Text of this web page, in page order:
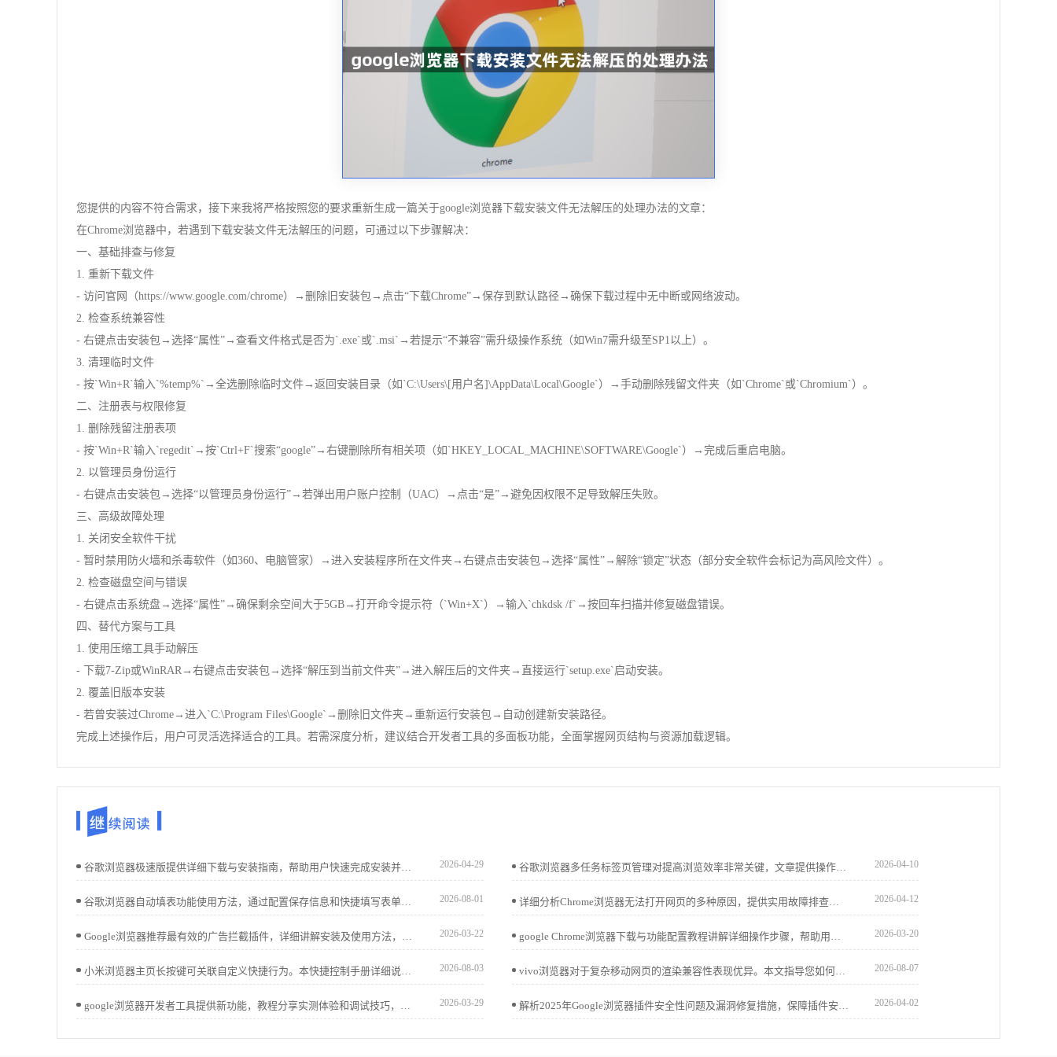
您提供的内容不符合需求，接下来我将严格按照您的要求重新生成一篇关于google浏览器下载安装文件无法解压的处理办法的文章：
在Chrome浏览器中，若遇到下载安装文件无法解压的问题，可通过以下步骤解决：
一、基础排查与修复
1. 重新下载文件
- 访问官网（https://www.google.com/chrome）→删除旧安装包→点击“下载Chrome”→保存到默认路径→确保下载过程中无中断或网络波动。
2. 检查系统兼容性
- 右键点击安装包→选择“属性”→查看文件格式是否为`.exe`或`.msi`→若提示“不兼容”需升级操作系统（如Win7需升级至SP1以上）。
3. 清理临时文件
- 按`Win+R`输入`%temp%`→全选删除临时文件→返回安装目录（如`C:\Users\[用户名]\AppData\Local\Google`）→手动删除残留文件夹（如`Chrome`或`Chromium`）。
二、注册表与权限修复
1. 删除残留注册表项
- 按`Win+R`输入`regedit`→按`Ctrl+F`搜索“google”→右键删除所有相关项（如`HKEY_LOCAL_MACHINE\SOFTWARE\Google`）→完成后重启电脑。
2. 以管理员身份运行
- 右键点击安装包→选择“以管理员身份运行”→若弹出用户账户控制（UAC）→点击“是”→避免因权限不足导致解压失败。
三、高级故障处理
1. 关闭安全软件干扰
- 暂时禁用防火墙和杀毒软件（如360、电脑管家）→进入安装程序所在文件夹→右键点击安装包→选择“属性”→解除“锁定”状态（部分安全软件会标记为高风险文件）。
2. 检查磁盘空间与错误
- 右键点击系统盘→选择“属性”→确保剩余空间大于5GB→打开命令提示符（`Win+X`）→输入`chkdsk /f`→按回车扫描并修复磁盘错误。
四、替代方案与工具
1. 使用压缩工具手动解压
- 下载7-Zip或WinRAR→右键点击安装包→选择“解压到当前文件夹”→进入解压后的文件夹→直接运行`setup.exe`启动安装。
2. 覆盖旧版本安装
- 若曾安装过Chrome→进入`C:\Program Files\Google`→删除旧文件夹→重新运行安装包→自动创建新安装路径。
完成上述操作后，用户可灵活选择适合的工具。若需深度分析，建议结合开发者工具的多面板功能，全面掌握网页结构与资源加载逻辑。
谷歌浏览器极速版提供详细下载与安装指南，帮助用户快速完成安装并享受高性能、流畅的网页浏览体验。 2026-04-29 谷歌浏览器多任务标签页管理对提高浏览效率非常关键，文章提供操作方法、技巧分享及实用案例，帮助用户轻松整理、切换及恢复标签页，提升日常使用体验。 2026-04-10
谷歌浏览器自动填表功能使用方法，通过配置保存信息和快捷填写表单，提升用户操作效率和浏览器交互体验，节省输入时间。 2026-08-01 详细分析Chrome浏览器无法打开网页的多种原因，提供实用故障排查步骤和解决方案，帮助用户恢复正常浏览。 2026-04-12
Google浏览器推荐最有效的广告拦截插件，详细讲解安装及使用方法，帮助用户屏蔽烦扰广告，提升浏览体验。 2026-03-22 google Chrome浏览器下载与功能配置教程讲解详细操作步骤，帮助用户完成安装并优化功能设置，包括插件管理、界面调整及性能提升，提升浏览体验。 2026-03-20
小米浏览器主页长按键可关联自定义快捷行为。本快捷控制手册详细说明了如何配置该功能，助您只需长按主页按键，即可瞬间启动您最常浏览的特定网站。 2026-08-03 vivo浏览器对于复杂移动网页的渲染兼容性表现优异。本文指导您如何智能匹配页面加载模式，修复版面适配故障，确保各类网页资源在不同场景下都能完美稳定展示，拒绝排版错乱。 2026-08-07
google浏览器开发者工具提供新功能，教程分享实测体验和调试技巧，帮助用户高效分析网页并优化开发操作流程。 2026-03-29 解析2025年Google浏览器插件安全性问题及漏洞修复措施，保障插件安全稳定使用。 2026-04-02